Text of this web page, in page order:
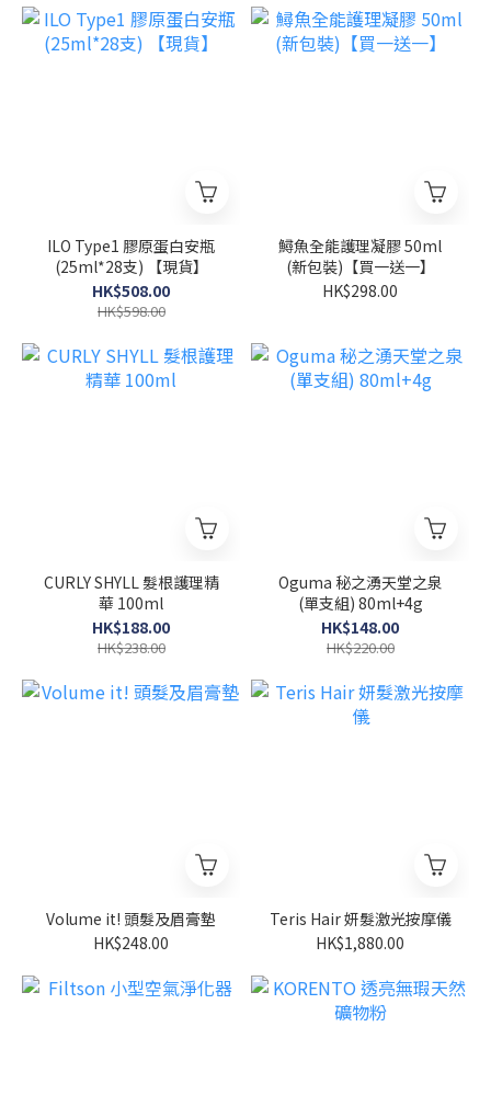
ILO Type1 膠原蛋白安瓶
(25ml*28支) 【現貨】
HK$508.00
HK$598.00
鱘魚全能護理凝膠 50ml
(新包裝)【買一送一】
HK$298.00
CURLY SHYLL 髮根護理精
華 100ml
HK$188.00
HK$238.00
Oguma 秘之湧天堂之泉
(單支組) 80ml+4g
HK$148.00
HK$220.00
Volume it! 頭髮及眉膏墊
HK$248.00
Teris Hair 妍髮激光按摩儀
HK$1,880.00